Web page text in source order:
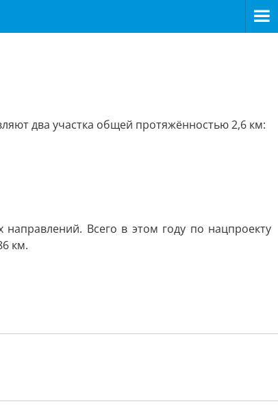
два участка общей протяжённостью 2,6 км:
Всего в этом году по нацпроекту
км.